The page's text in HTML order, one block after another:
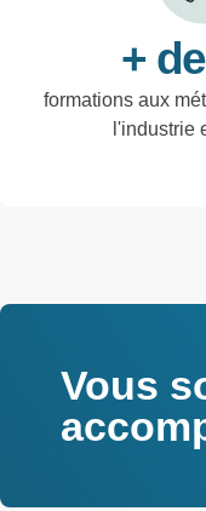
+
formations aux
l'industrie
Vous